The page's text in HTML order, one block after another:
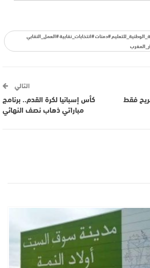
#دمنات #انتخابات_نقابية #العمل_النقابي
التالي
كأس إسبانيا لكرة القدم.. برنامج
مباراتي ذهاب نصف النهائي